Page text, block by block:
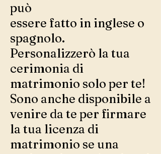
può
essere fatto in inglese o
spagnolo.
Personalizzerò la tua
cerimonia di
matrimonio solo per te!
Sono anche disponibile a
venire da te per firmare
la tua licenza di
matrimonio se una